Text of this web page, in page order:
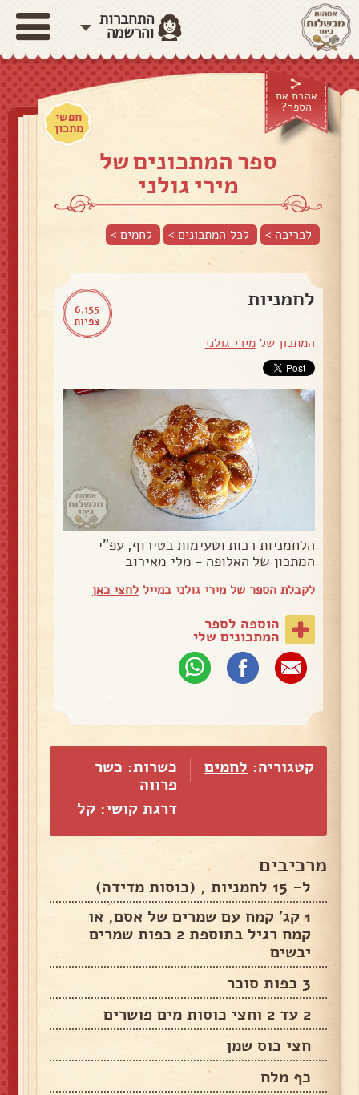
התחברות
והרשמה
אהבת את
הספר?
חפשי
מתכון
ספר המתכונים של
מירי גולני
לכריכה > לכל המתכונים > לחמים>
6,155
צפיות
לחמניות
המתכון שלמירי גולני
הלחמניות רכות וטעימות בטירוף, עפ"י
המתכון של האלופה - מלי מאירוב
לקבלת הספר של מירי גולני במייללחצי כאן
הוספה לספר
המתכונים שלי
קטגוריה: לחמים
כשרות: כשר
פרווה
דרגת קושי: קל
מרכיבים
ל- 15 לחמניות , (כוסות מדידה)
1 קג' קמח עם שמרים של אסם, או
קמח רגיל בתוספת 2 כפות שמרים
יבשים
3 כפות סוכר
2 עד 2 וחצי כוסות מים פושרים
חצי כוס שמן
כף מלח